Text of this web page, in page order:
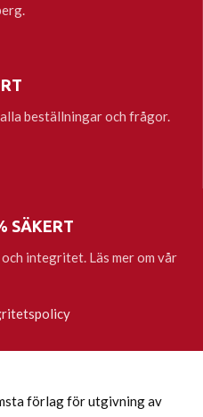
beställningar och frågor.
SÄKERT
integritet. Läs mer om vår
förlag för utgivning av